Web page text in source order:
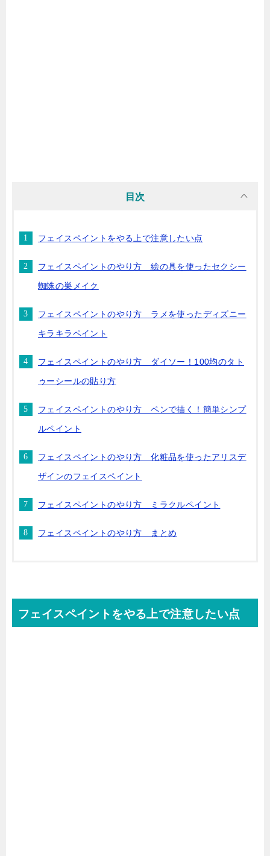
目次
フェイスペイントをやる上で注意したい点
フェイスペイントのやり方 絵の具を使ったセクシー
蜘蛛の巣メイク
フェイスペイントのやり方 ラメを使ったディズニー
キラキラペイント
フェイスペイントのやり方 ダイソー！100均のタト
ゥーシールの貼り方
フェイスペイントのやり方 ペンで描く！簡単シンプ
ルペイント
フェイスペイントのやり方 化粧品を使ったアリスデ
ザインのフェイスペイント
フェイスペイントのやり方 ミラクルペイント
フェイスペイントのやり方 まとめ
フェイスペイントをやる上で注意したい点